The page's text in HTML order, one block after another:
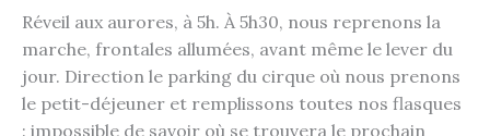
Réveil aux aurores, à 5h. À 5h30, nous reprenons la
marche, frontales allumées, avant même le lever du
jour. Direction le parking du cirque où nous prenons
le petit-déjeuner et remplissons toutes nos flasques
: impossible de savoir où se trouvera le prochain